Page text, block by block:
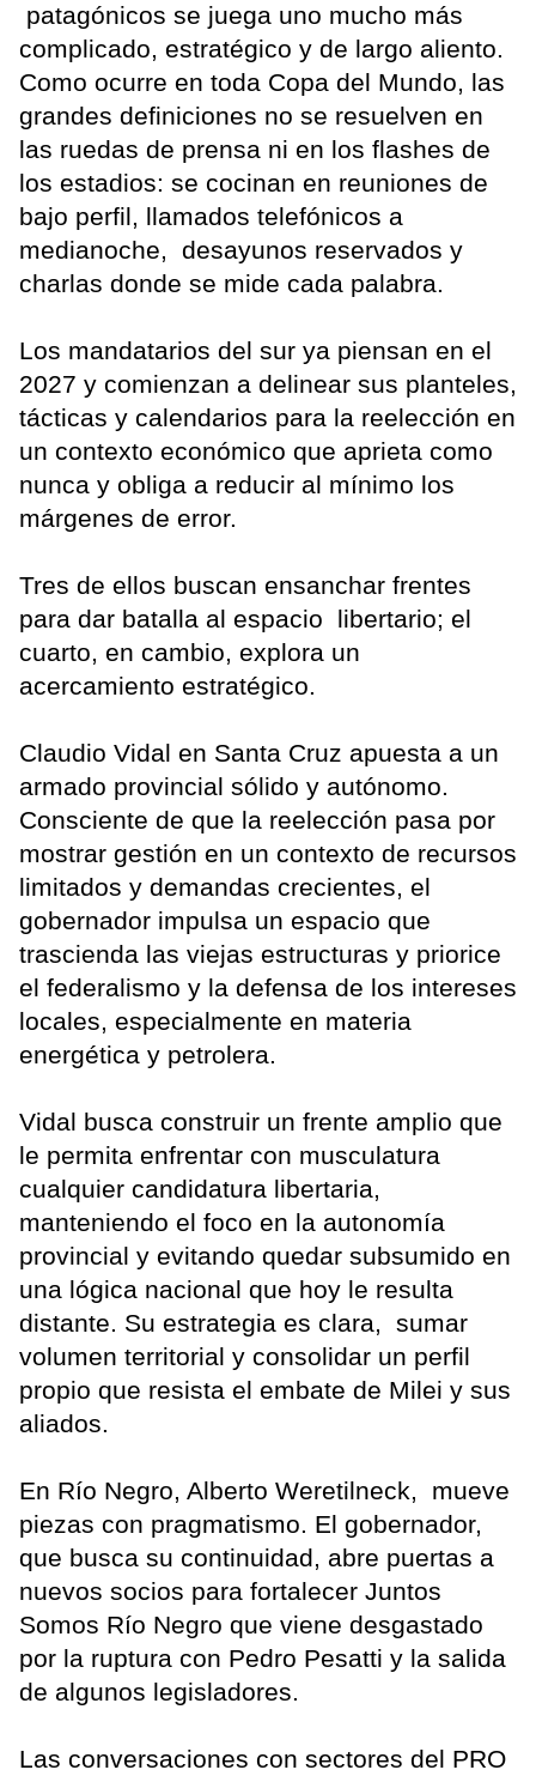
patagónicos se juega uno mucho más
complicado, estratégico y de largo aliento.
Como ocurre en toda Copa del Mundo, las
grandes definiciones no se resuelven en
las ruedas de prensa ni en los flashes de
los estadios: se cocinan en reuniones de
bajo perfil, llamados telefónicos a
medianoche, desayunos reservados y
charlas donde se mide cada palabra.
Los mandatarios del sur ya piensan en el
2027 y comienzan a delinear sus planteles,
tácticas y calendarios para la reelección en
un contexto económico que aprieta como
nunca y obliga a reducir al mínimo los
márgenes de error.
Tres de ellos buscan ensanchar frentes
para dar batalla al espacio libertario; el
cuarto, en cambio, explora un
acercamiento estratégico.
Claudio Vidal en Santa Cruz apuesta a un
armado provincial sólido y autónomo.
Consciente de que la reelección pasa por
mostrar gestión en un contexto de recursos
limitados y demandas crecientes, el
gobernador impulsa un espacio que
trascienda las viejas estructuras y priorice
el federalismo y la defensa de los intereses
locales, especialmente en materia
energética y petrolera.
Vidal busca construir un frente amplio que
le permita enfrentar con musculatura
cualquier candidatura libertaria,
manteniendo el foco en la autonomía
provincial y evitando quedar subsumido en
una lógica nacional que hoy le resulta
distante. Su estrategia es clara, sumar
volumen territorial y consolidar un perfil
propio que resista el embate de Milei y sus
aliados.
En Río Negro, Alberto Weretilneck, mueve
piezas con pragmatismo. El gobernador,
que busca su continuidad, abre puertas a
nuevos socios para fortalecer Juntos
Somos Río Negro que viene desgastado
por la ruptura con Pedro Pesatti y la salida
de algunos legisladores.
Las conversaciones con sectores del PRO